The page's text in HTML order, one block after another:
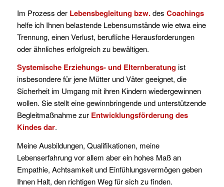
Im Prozess der Lebensbegleitung bzw.des Coachings
helfe ich Ihnen belastende Lebensumstände wie etwa eine
Trennung, einen Verlust, berufliche Herausforderungen
oder ähnliches erfolgreich zu bewältigen.
Systemische Erziehungs- und Elternberatungist
insbesondere für jene Mütter und Väter geeignet, die
Sicherheit im Umgang mit ihren Kindern wiedergewinnen
wollen. Sie stellt eine gewinnbringende und unterstützende
Begleitmaßnahme zur Entwicklungsförderung des
Kindes dar.
Meine Ausbildungen, Qualifikationen, meine
Lebenserfahrung vor allem aber ein hohes Maß an
Empathie, Achtsamkeit und Einfühlungsvermögen geben
Ihnen Halt, den richtigen Weg für sich zu finden.